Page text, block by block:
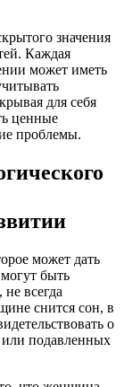
значения
Каждая
может иметь
для себя
ценные
проблемы.
может дать
быть
всегда
снится сон, в
о
подавленных